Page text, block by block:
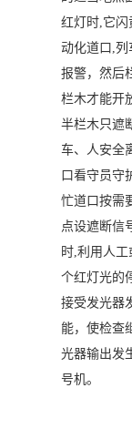
红灯时,它闪
动化道口,列
报警，然后
栏木才能开
半栏木只遮
车、人安全
口看守员守
忙道口按需
点设遮断信
时,利用人
个红灯光的
接受发光器
能，使检查
光器输出发
号机。